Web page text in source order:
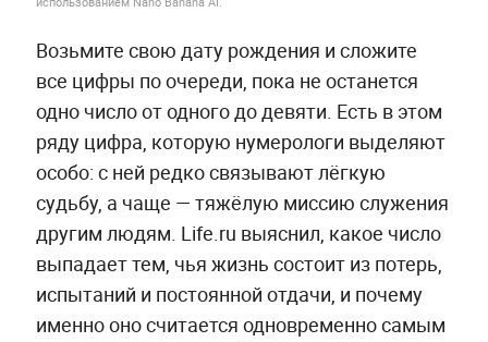
Возьмите свою дату рождения и сложите
все цифры по очереди, пока не останется
одно число от одного до девяти. Есть в этом
ряду цифра, которую нумерологи выделяют
особо: с ней редко связывают лёгкую
судьбу, а чаще — тяжёлую миссию служения
другим людям. Life.ru выяснил, какое число
выпадает тем, чья жизнь состоит из потерь,
испытаний и постоянной отдачи, и почему
именно оно считается одновременно самым